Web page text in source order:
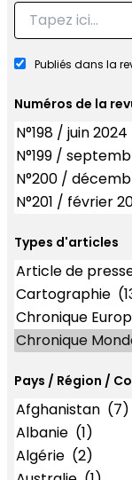
Recherche
Publiés dans la
Numéros de la
Numéros
Types d'articles
Types d'articles
Pays / Région /